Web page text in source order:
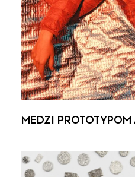
MEDZI PROTOTYPOM